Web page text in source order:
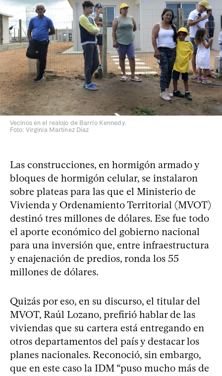
Vecinos en el realojo de Barrio Kennedy.
Foto: Virginia Martínez Díaz
Las construcciones, en hormigón armado y
bloques de hormigón celular, se instalaron
sobre plateas para las que el Ministerio de
Vivienda y Ordenamiento Territorial (MVOT)
destinó tres millones de dólares. Ese fue todo
el aporte económico del gobierno nacional
para una inversión que, entre infraestructura
y enajenación de predios, ronda los 55
millones de dólares.
Quizás por eso, en su discurso, el titular del
MVOT, Raúl Lozano, prefirió hablar de las
viviendas que su cartera está entregando en
otros departamentos del país y destacar los
planes nacionales. Reconoció, sin embargo,
que en este caso la IDM “puso mucho más de